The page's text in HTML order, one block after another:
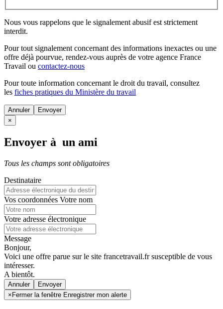
Nous vous rappelons que le signalement abusif est strictement
interdit.
Pour tout signalement concernant des informations inexactes ou une
offre déjà pourvue, rendez-vous auprès de votre agence France
Travail ou contactez-nous
Pour toute information concernant le droit du travail, consultez
les fiches pratiques du Ministère du travail
Annuler
×
Envoyer à un ami
Tous les champs sont obligatoires
Destinataire
Vos coordonnées Votre nom
Votre adresse électronique
Message
Bonjour,
Voici une offre parue sur le site francetravail.fr susceptible de vous
intéresser.
A bientôt.
Annuler
× Fermer la fenêtre Enregistrer mon alerte